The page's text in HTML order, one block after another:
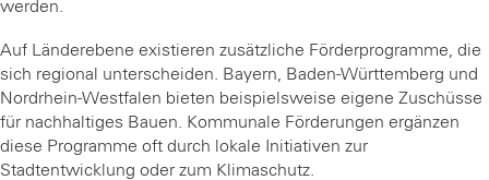
werden.
Auf Länderebene existieren zusätzliche Förderprogramme, die
sich regional unterscheiden. Bayern, Baden-Württemberg und
Nordrhein-Westfalen bieten beispielsweise eigene Zuschüsse
für nachhaltiges Bauen. Kommunale Förderungen ergänzen
diese Programme oft durch lokale Initiativen zur
Stadtentwicklung oder zum Klimaschutz.